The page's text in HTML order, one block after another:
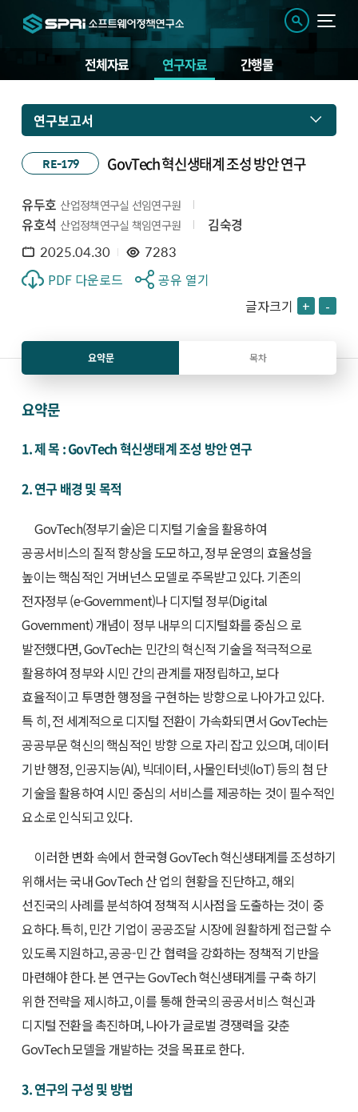
전체자료 연구자료 간행물
연구보고서
RE-179 GovTech 혁신생태계 조성 방안 연구
유두호 산업정책연구실 선임연구원
유호석 산업정책연구실 책임연구원 김숙경
2025.04.30 7283
PDF 다운로드
공유 열기
글자크기 + -
요약문 목차
요약문
1. 제 목 : GovTech 혁신생태계 조성 방안 연구
2. 연구 배경 및 목적
GovTech(정부기술)은 디지털 기술을 활용하여
공공서비스의 질적 향상을 도모하고, 정부 운영의 효율성을
높이는 핵심적인 거버넌스 모델로 주목받고 있다. 기존의
전자정부 (e-Government)나 디지털 정부(Digital
Government) 개념이 정부 내부의 디지털화를 중심으 로
발전했다면, GovTech는 민간의 혁신적 기술을 적극적으로
활용하여 정부와 시민 간의 관계를 재정립하고, 보다
효율적이고 투명한 행정을 구현하는 방향으로 나아가고 있다.
특 히, 전 세계적으로 디지털 전환이 가속화되면서 GovTech는
공공부문 혁신의 핵심적인 방향 으로 자리 잡고 있으며, 데이터
기반 행정, 인공지능(AI), 빅데이터, 사물인터넷(IoT) 등의 첨 단
기술을 활용하여 시민 중심의 서비스를 제공하는 것이 필수적인
요소로 인식되고 있다.
이러한 변화 속에서 한국형 GovTech 혁신생태계를 조성하기
위해서는 국내 GovTech 산 업의 현황을 진단하고, 해외
선진국의 사례를 분석하여 정책적 시사점을 도출하는 것이 중
요하다. 특히, 민간 기업이 공공조달 시장에 원활하게 접근할 수
있도록 지원하고, 공공-민 간 협력을 강화하는 정책적 기반을
마련해야 한다. 본 연구는 GovTech 혁신생태계를 구축 하기
위한 전략을 제시하고, 이를 통해 한국의 공공서비스 혁신과
디지털 전환을 촉진하며, 나아가 글로벌 경쟁력을 갖춘
GovTech 모델을 개발하는 것을 목표로 한다.
3. 연구의 구성 및 방법